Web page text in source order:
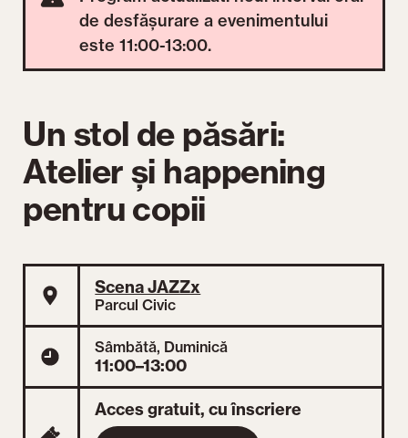
de desfășurare a evenimentului
este 11:00-13:00.
Un stol de păsări:
Atelier și happening
pentru copii
Scena JAZZx
Parcul Civic
Sâmbătă, Duminică
11:00–13:00
Acces gratuit, cu înscriere